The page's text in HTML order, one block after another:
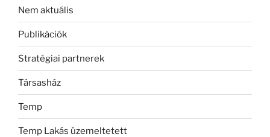
Nem aktuális
Publikációk
Stratégiai partnerek
Társasház
Temp
Temp Lakás üzemeltetett